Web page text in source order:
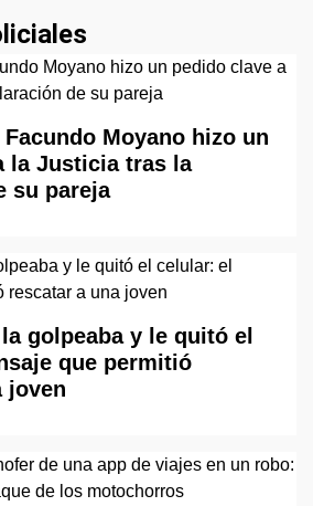
Moyano hizo un
la Justicia tras la
su pareja
golpeaba y le quitó el
que permitió
joven